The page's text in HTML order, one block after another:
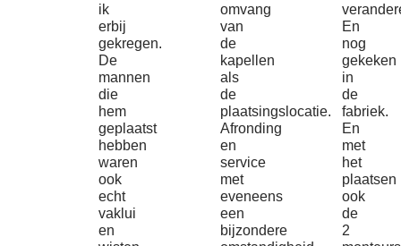
ik
erbij
gekregen.
De
mannen
die
hem
geplaatst
hebben
waren
ook
echt
vaklui
en
omvang
van
de
kapellen
als
de
plaatsingslocatie.
Afronding
en
service
met
eveneens
een
bijzondere
En
nog
gekeken
in
de
fabriek.
En
met
het
plaatsen
ook
de
2